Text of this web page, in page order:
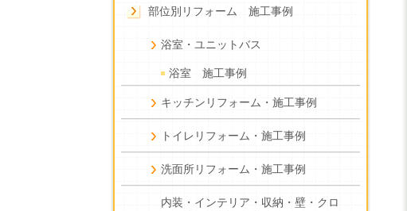
部位別リフォーム 施工事例
浴室・ユニットバス
浴室 施工事例
キッチンリフォーム・施工事例
トイレリフォーム・施工事例
洗面所リフォーム・施工事例
内装・インテリア・収納・壁・クロ